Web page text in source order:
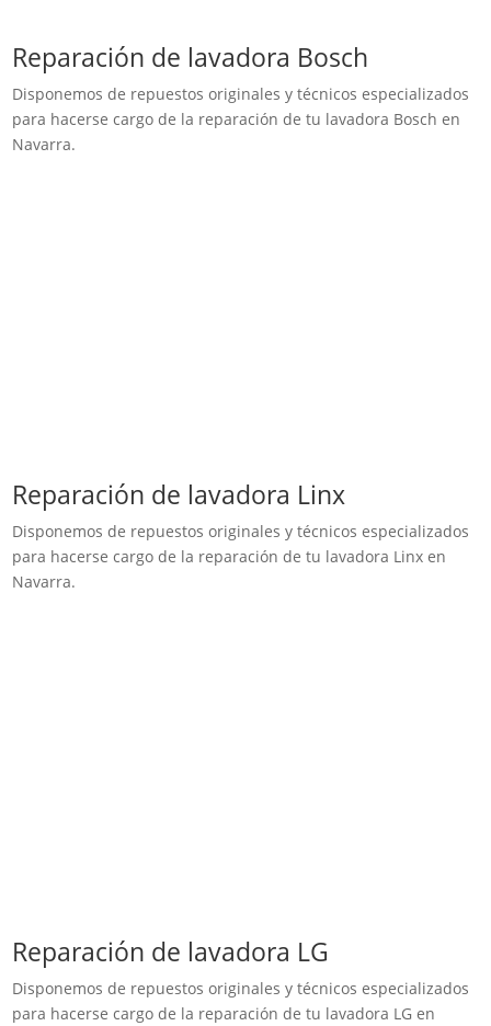
Reparación de lavadora Bosch
Disponemos de repuestos originales y técnicos especializados
para hacerse cargo de la reparación de tu lavadora Bosch en
Navarra.
Reparación de lavadora Linx
Disponemos de repuestos originales y técnicos especializados
para hacerse cargo de la reparación de tu lavadora Linx en
Navarra.
Reparación de lavadora LG
Disponemos de repuestos originales y técnicos especializados
para hacerse cargo de la reparación de tu lavadora LG en